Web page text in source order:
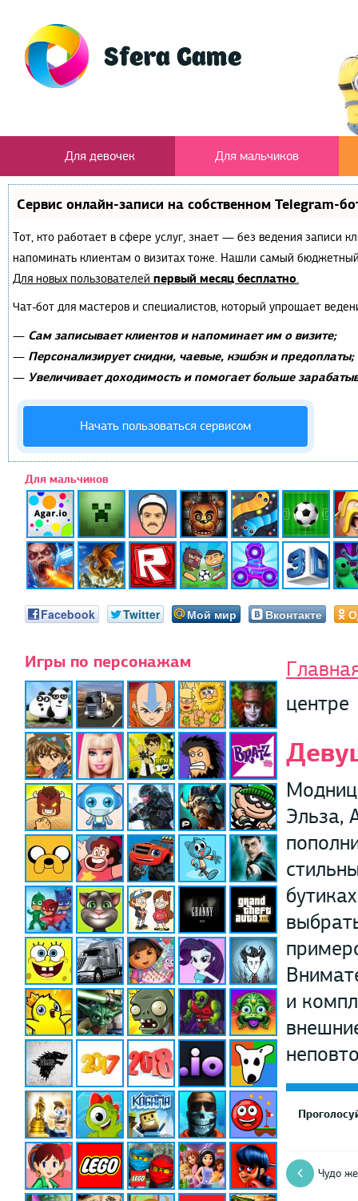
Для девочек Для мальчиков
Сервис онлайн-записи на собственном Telegram-
Тот, кто работает в сфере услуг, знает — без ведения записи
напоминать клиентам о визитах тоже. Нашли самый
Для новых пользователей первый месяц бесплатно.
Чат-бот для мастеров и специалистов, который упрощает
— Сам записывает клиентов и напоминает им о визите;
— Персонализирует скидки, чаевые, кэшбэк и предоплаты;
— Увеличивает доходимость и помогает больше
Начать пользоваться сервисом
Для мальчиков
Facebook Twitter Мой мир Вконтакте
Игры по персонажам
центре
Эльза,
и
Чудо